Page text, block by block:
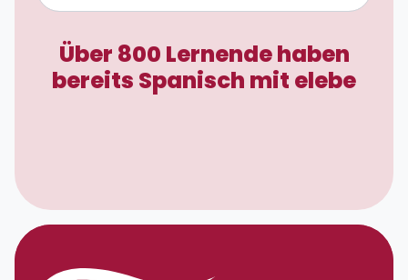
Über 800 Lernende haben
bereits Spanisch mit elebe